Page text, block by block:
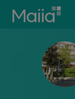
Aller au contenu